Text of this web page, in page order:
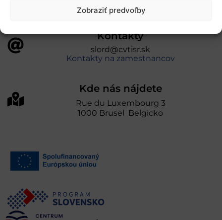
Zobraziť predvoľby
Kontakty
slord@cvtisr.sk
Kontakty na zamestnancov
Kde nás nájdete
Rue du Luxembourg 3
1000 Brusel Belgicko